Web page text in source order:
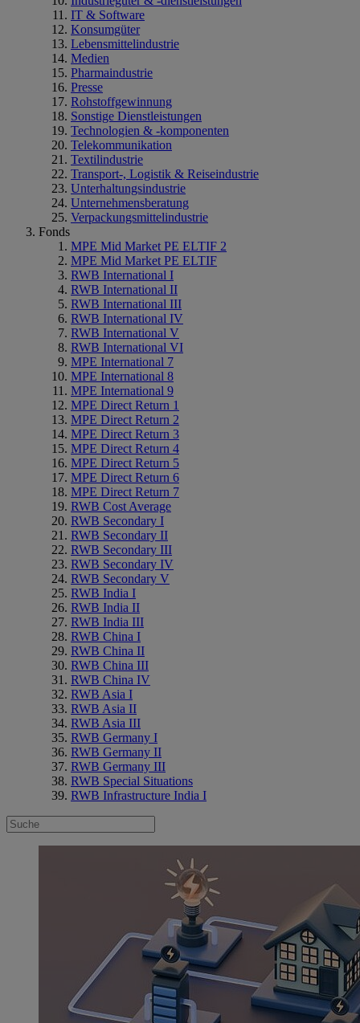
IT & Software
Konsumgüter
Lebensmittelindustrie
Medien
Pharmaindustrie
Presse
Rohstoffgewinnung
Sonstige Dienstleistungen
Technologien & -komponenten
Telekommunikation
Textilindustrie
Transport-, Logistik & Reiseindustrie
Unterhaltungsindustrie
Unternehmensberatung
Verpackungsmittelindustrie
Fonds
MPE Mid Market PE ELTIF 2
MPE Mid Market PE ELTIF
RWB International I
RWB International II
RWB International III
RWB International IV
RWB International V
RWB International VI
MPE International 7
MPE International 8
MPE International 9
MPE Direct Return 1
MPE Direct Return 2
MPE Direct Return 3
MPE Direct Return 4
MPE Direct Return 5
MPE Direct Return 6
MPE Direct Return 7
RWB Cost Average
RWB Secondary I
RWB Secondary II
RWB Secondary III
RWB Secondary IV
RWB Secondary V
RWB India I
RWB India II
RWB India III
RWB China I
RWB China II
RWB China III
RWB China IV
RWB Asia I
RWB Asia II
RWB Asia III
RWB Germany I
RWB Germany II
RWB Germany III
RWB Special Situations
RWB Infrastructure India I